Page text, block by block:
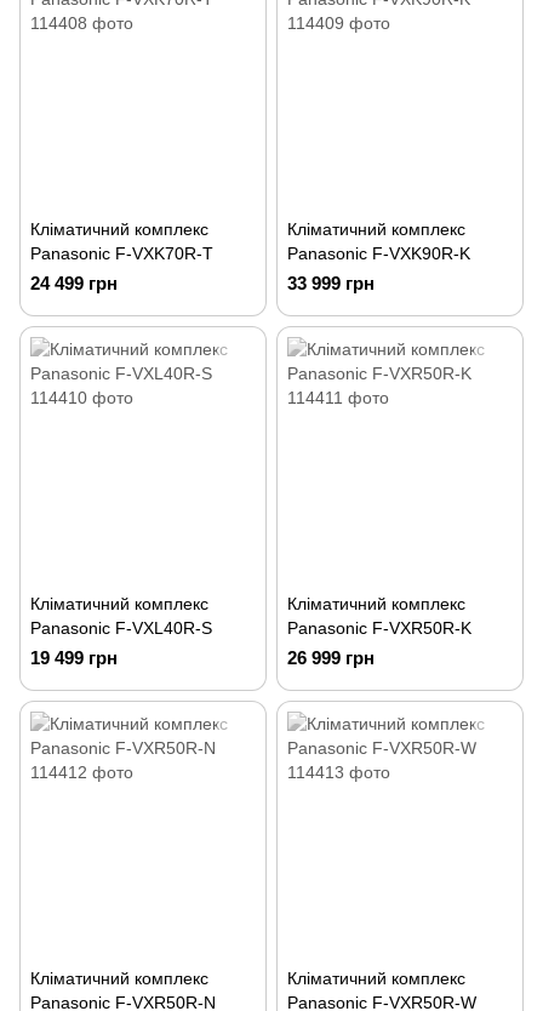
Кліматичний комплекс
Panasonic F-VXK70R-T
24 499 грн
Кліматичний комплекс
Panasonic F-VXK90R-K
33 999 грн
Кліматичний комплекс
Panasonic F-VXL40R-S
19 499 грн
Кліматичний комплекс
Panasonic F-VXR50R-K
26 999 грн
Кліматичний комплекс
Panasonic F-VXR50R-N
Кліматичний комплекс
Panasonic F-VXR50R-W